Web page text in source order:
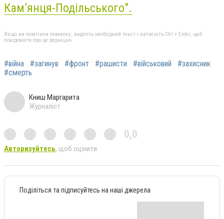
Кам’янця-Подільського".
Якщо ви помітили помилку, виділіть необхідний текст і натисніть Ctrl + Enter, щоб
повідомити про це редакцію
#війна #загинув #фронт #рашисти #військовий
#захисник
#смерть
Книш Маргарита
Журналіст
0,0
Авторизуйтесь, щоб оцінити
Поділіться та підписуйтесь на наші джерела